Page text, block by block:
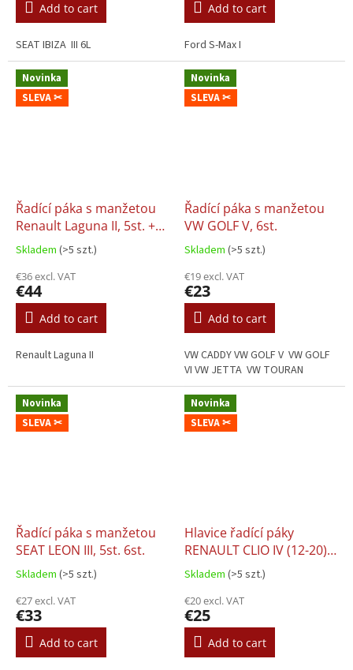
Add to cart
SEAT IBIZA III 6L
Add to cart
Ford S-Max I
Novinka
SLEVA ✂
Řadící páka s manžetou
Renault Laguna II, 5st. +
manžeta ruční brzdy
(barva bílá)
Skladem (>5 szt.)
€36 excl. VAT
€44
Add to cart
Renault Laguna II
Novinka
SLEVA ✂
Řadící páka s manžetou
VW GOLF V, 6st.
Skladem (>5 szt.)
€19 excl. VAT
€23
Add to cart
VW CADDY VW GOLF V VW GOLF
VI VW JETTA VW TOURAN
Novinka
SLEVA ✂
Řadící páka s manžetou
SEAT LEON III, 5st. 6st.
Skladem (>5 szt.)
€27 excl. VAT
€33
Add to cart
Novinka
SLEVA ✂
Hlavice řadící páky
RENAULT CLIO IV (12-20),
5st.
Skladem (>5 szt.)
€20 excl. VAT
€25
Add to cart